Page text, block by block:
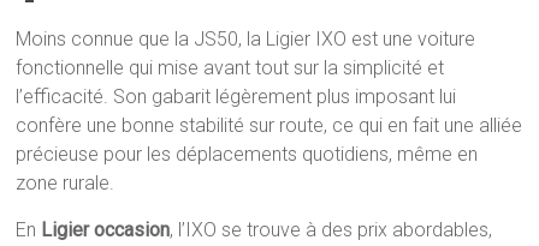
Moins connue que la JS50, la Ligier IXO est une voiture
fonctionnelle qui mise avant tout sur la simplicité et
l’efficacité. Son gabarit légèrement plus imposant lui
confère une bonne stabilité sur route, ce qui en fait une alliée
précieuse pour les déplacements quotidiens, même en
zone rurale.
En Ligier occasion, l’IXO se trouve à des prix abordables,